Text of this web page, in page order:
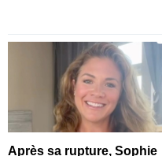
Après sa rupture, Sophie